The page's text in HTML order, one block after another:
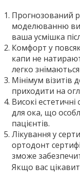
Прогнозований
моделюванню ви
ваша усмішка
Комфорт у
капи не
легко
Мінімум візитів
приходити на
Високі
для ока, що
пацієнтів.
Лікування у
ортодонт
зможе
Якщо вас